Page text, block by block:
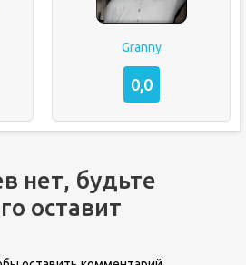
Granny
0,0
нет, будьте
оставит